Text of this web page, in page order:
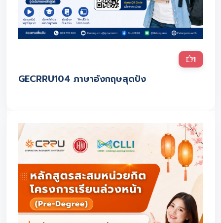
1
GECRRU104 ภาษาอังกฤษสุดปัง